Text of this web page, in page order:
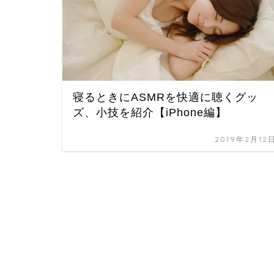
寝るときにASMRを快適に聴くグッ
ズ、小技を紹介【iPhone編】
2019年2月12